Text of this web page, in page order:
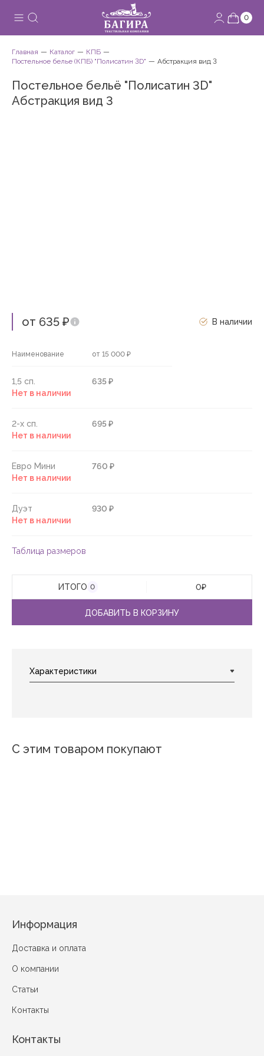
0
Главная Каталог
КПБ
Постельное белье (КПБ) "Полисатин 3D"
Абстракция вид 3
Постельное бельё "Полисатин 3D"
Абстракция вид 3
от 635 ₽ В наличии
Наименование от 15 000 ₽
1,5 сп.
635 ₽
Нет в наличии
2-х сп.
695 ₽
Нет в наличии
Евро Мини
760 ₽
Нет в наличии
Дуэт
930 ₽
Нет в наличии
Таблица размеров
ИТОГО 0 0₽
ДОБАВИТЬ В КОРЗИНУ
С этим товаром покупают
Информация
Доставка и оплата
О компании
Статьи
Контакты
Контакты